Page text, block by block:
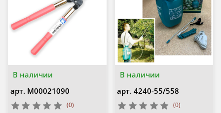
В наличии
арт. М00021090
(0)
В наличии
арт. 4240-55/558
(0)